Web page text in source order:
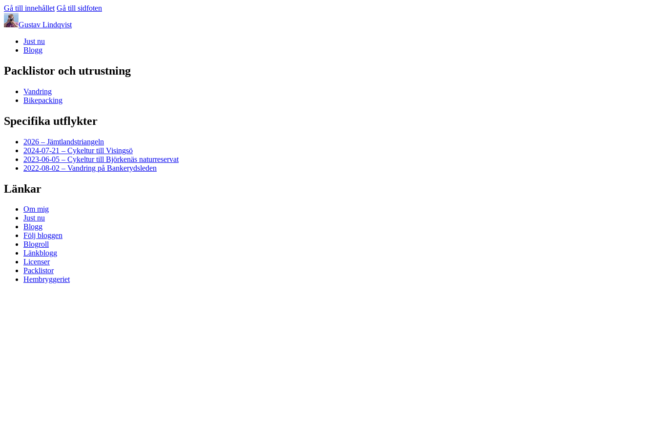
Gå till innehållet Gå till sidfoten
Gustav Lindqvist
Just nu
Blogg
Packlistor och utrustning
Vandring
Bikepacking
Specifika utflykter
2026 – Jämtlandstriangeln
2024-07-21 – Cykeltur till Visingsö
2023-06-05 – Cykeltur till Björkenäs naturreservat
2022-08-02 – Vandring på Bankerydsleden
Länkar
Om mig
Just nu
Blogg
Följ bloggen
Blogroll
Länkblogg
Licenser
Packlistor
Hembryggeriet